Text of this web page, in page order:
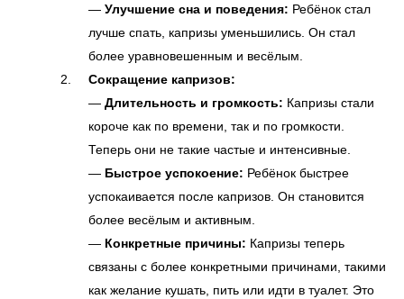
— Улучшение сна и поведения: Ребёнок стал
лучше спать, капризы уменьшились. Он стал
более уравновешенным и весёлым.
Сокращение капризов:
— Длительность и громкость: Капризы стали
короче как по времени, так и по громкости.
Теперь они не такие частые и интенсивные.
— Быстрое успокоение: Ребёнок быстрее
успокаивается после капризов. Он становится
более весёлым и активным.
— Конкретные причины: Капризы теперь
связаны с более конкретными причинами, такими
как желание кушать, пить или идти в туалет. Это